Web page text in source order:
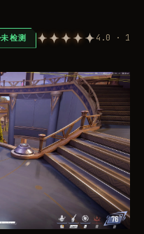
未检测 4.0 · 1